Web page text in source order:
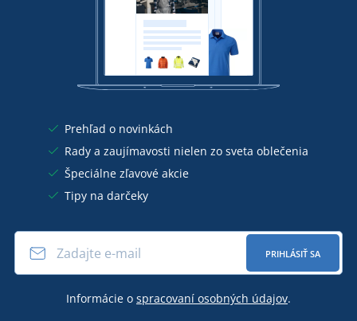
Prehľad o novinkách
Rady a zaujímavosti nielen zo sveta oblečenia
Špeciálne zľavové akcie
Tipy na darčeky
PRIHLÁSIŤ SA
Informácie o spracovaní osobných údajov.